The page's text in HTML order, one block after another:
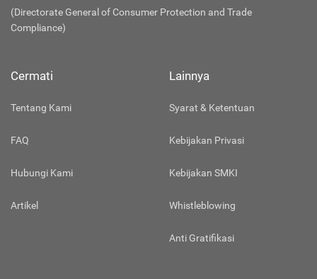
(Directorate General of Consumer Protection and Trade
Compliance)
Cermati
Tentang Kami
FAQ
Hubungi Kami
Artikel
Lainnya
Syarat & Ketentuan
Kebijakan Privasi
Kebijakan SMKI
Whistleblowing
Anti Gratifikasi